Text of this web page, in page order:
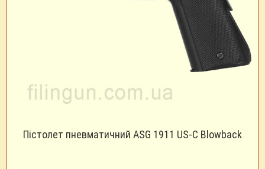
Пістолет пневматичний ASG 1911 US-C Blowback